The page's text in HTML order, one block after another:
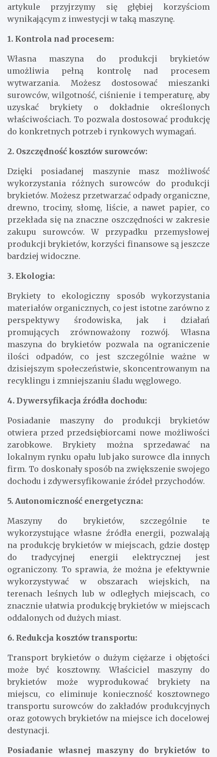
artykule przyjrzymy się głębiej korzyściom
wynikającym z inwestycji w taką maszynę.
1. Kontrola nad procesem:
Własna maszyna do produkcji brykietów
umożliwia pełną kontrolę nad procesem
wytwarzania. Możesz dostosować mieszanki
surowców, wilgotność, ciśnienie i temperaturę, aby
uzyskać brykiety o dokładnie określonych
właściwościach. To pozwala dostosować produkcję
do konkretnych potrzeb i rynkowych wymagań.
2. Oszczędność kosztów surowców:
Dzięki posiadanej maszynie masz możliwość
wykorzystania różnych surowców do produkcji
brykietów. Możesz przetwarzać odpady organiczne,
drewno, trociny, słomę, liście, a nawet papier, co
przekłada się na znaczne oszczędności w zakresie
zakupu surowców. W przypadku przemysłowej
produkcji brykietów, korzyści finansowe są jeszcze
bardziej widoczne.
3. Ekologia:
Brykiety to ekologiczny sposób wykorzystania
materiałów organicznych, co jest istotne zarówno z
perspektywy środowiska, jak i działań
promujących zrównoważony rozwój. Własna
maszyna do brykietów pozwala na ograniczenie
ilości odpadów, co jest szczególnie ważne w
dzisiejszym społeczeństwie, skoncentrowanym na
recyklingu i zmniejszaniu śladu węglowego.
4. Dywersyfikacja źródła dochodu:
Posiadanie maszyny do produkcji brykietów
otwiera przed przedsiębiorcami nowe możliwości
zarobkowe. Brykiety można sprzedawać na
lokalnym rynku opału lub jako surowce dla innych
firm. To doskonały sposób na zwiększenie swojego
dochodu i zdywersyfikowanie źródeł przychodów.
5. Autonomiczność energetyczna:
Maszyny do brykietów, szczególnie te
wykorzystujące własne źródła energii, pozwalają
na produkcję brykietów w miejscach, gdzie dostęp
do tradycyjnej energii elektrycznej jest
ograniczony. To sprawia, że można je efektywnie
wykorzystywać w obszarach wiejskich, na
terenach leśnych lub w odległych miejscach, co
znacznie ułatwia produkcję brykietów w miejscach
oddalonych od dużych miast.
6. Redukcja kosztów transportu:
Transport brykietów o dużym ciężarze i objętości
może być kosztowny. Właściciel maszyny do
brykietów może wyprodukować brykiety na
miejscu, co eliminuje konieczność kosztownego
transportu surowców do zakładów produkcyjnych
oraz gotowych brykietów na miejsce ich docelowej
destynacji.
Posiadanie własnej maszyny do brykietów to